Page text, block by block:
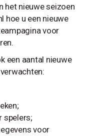
het nieuwe seizoen
hoe u een nieuwe
voor
een aantal nieuwe
spelers;
voor